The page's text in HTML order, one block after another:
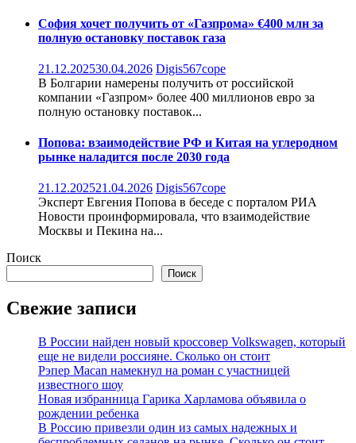
София хочет получить от «Газпрома» €400 млн за
полную остановку поставок газа
21.12.202530.04.2026 Digis567cope
В Болгарии намерены получить от российской
компании «Газпром» более 400 миллионов евро за
полную остановку поставок...
Попова: взаимодействие РФ и Китая на углеродном
рынке наладится после 2030 года
21.12.202521.04.2026 Digis567cope
Эксперт Евгения Попова в беседе с порталом РИА
Новости проинформировала, что взаимодействие
Москвы и Пекина на...
Поиск
Поиск
Свежие записи
В России найден новый кроссовер Volkswagen, который
еще не видели россияне. Сколько он стоит
Рэпер Macan намекнул на роман с участницей
известного шоу
Новая избранница Гарика Харламова объявила о
рождении ребенка
В Россию привезли один из самых надежных и